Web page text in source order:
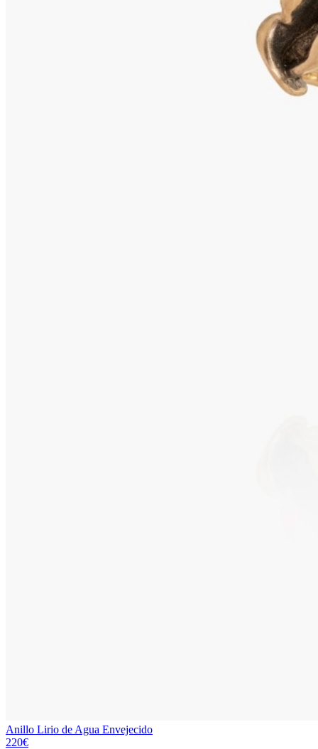
Anillo Lirio de Agua Envejecido
220€